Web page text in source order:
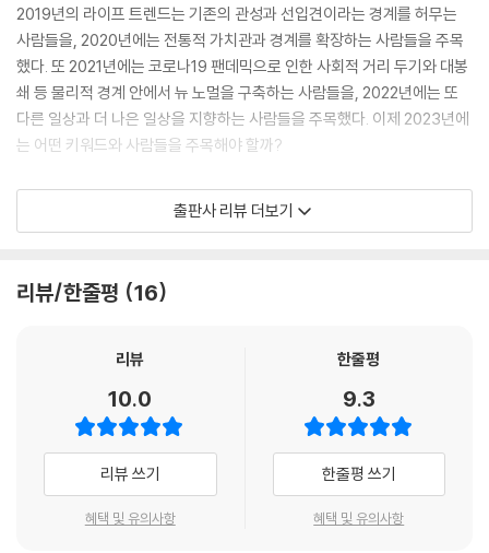
당신은 어떤 작가의 어떤 작품을 소유하고 있는가?｜왜 나이키는 세계 최
초의 새로운 매장을 홍대에 차렸을까?｜DE&I : 배려의 디테일은 중요한
욕망이자 비즈니스 기회다｜선택받는 트렌드는 디테일에서 결정된다｜
왜 상대적으로 덜 관심받던 지역에 관심이 늘어났을까?｜디테일이 바꾸
는 트렌드: 의식주의 작지만 큰 변화｜왜 집에 대한 욕망이 바뀔 수 있을
중요 이슈로 부각되었다. 이상 기후와 팬데믹, 전쟁 등으로 인해 전 세계적
으로 식량 생산량 감소와 기아 인구 급증은 음식을 낭비하는 먹방에 대한
불편한 시선을 가진 사람들을 증가시켰다. 중국에서는 과도한 먹방이 규제
된다.(중략) 소식 먹방이 등장한 것은 이런 배경에서다. 먹방에서 과식이
과시적이었다면 이제 소식이 과시적일 수 있게 된 것으로, 이 또한 일종의
다. 하지만 소식 먹방은 우리의 일상이 될 수 있다. 다이어트를 위해서, 건
강을 위해서 소식을 받아들일 수 있다. 소식을 위해서는 천천히 먹는 것이
좋다. 2022년 7월, 연예인 중 대표적인 ‘소식좌’로 불리는 박소현, 산다라
다.
2022년 8월, 미국은 ‘인플레이션 감축법’을 통과시켰다. 2022년부터 20
31년까지 10년간 정책 집행을 위해 지원되는 액수가 4400억 달러 규모
다. 바이든 정부가 계속 추진해 왔지만 통과되지 않았던 ‘더 나은 재건 법
안’을 일부 수정해 인플레이션 감축법을 만든 것인데, 2030년까지 온실가
스 40% 감축을 위한 기후 변화 대응과 재생 에너지를 비롯한 에너지 안보
강화를 위해서 3690억 달러가 투자된다. 경제 회복의 새로운 중심축이 되
는 신재생 에너지 산업으로서는 감세와 보조금 지원으로 새로운 기회가 열
2019년의 라이프 트렌드는 기존의 관성과 선입견이라는 경계를 허무는
사람들을, 2020년에는 전통적 가치관과 경계를 확장하는 사람들을 주목
했다. 또 2021년에는 코로나19 팬데믹으로 인한 사회적 거리 두기와 대봉
쇄 등 물리적 경계 안에서 뉴 노멀을 구축하는 사람들을, 2022년에는 또
다른 일상과 더 나은 일상을 지향하는 사람들을 주목했다. 이제 2023년에
는 어떤 키워드와 사람들을 주목해야 할까?
* 비소비 & 무지출: 소비하지 않는 것을 선택하고 과시하는 사람들
졌고 너무 많이 소비되었다. 게다가 인플레이션과 경기 침체, 자산 가치 하
의 취향과 선택을 과시할 수단으로 비소비와 무지출이 대두되었다. 전 세
면(우리나라의 경우 녹색연합에 의해 매년 11월 마지막 주 금요일이다),
미니멀리즘 트렌드가 다시 각광을 받기 시작한 것이다.(42쪽)
무지출, 비소비 트렌드는 다양한 분야로 확장되고 있다. 매년 1월 한 달간
채식을 하는 비건 리셋 챌린지, 월요일마다 고기를 먹지 않는 ‘고기 없는 월
출판사 리뷰 더보기
리뷰/한줄평 16
리뷰
10.0
리뷰 쓰기
혜택 및 유의사항
한줄평
9.3
한줄평 쓰기
혜택 및 유의사항